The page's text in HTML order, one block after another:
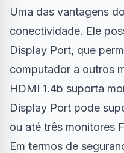
Uma das vantagens
conectividade. Ele
Display Port, que
computador a outros
HDMI 1.4b suporta
Display Port pode
ou até três monitores
Em termos de